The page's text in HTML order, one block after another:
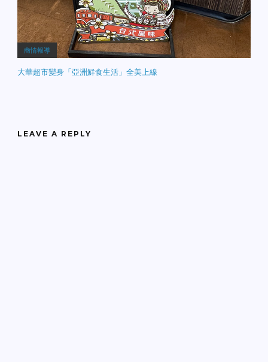
商情報導
大華超市變身「亞洲鮮食生活」全美上線
LEAVE A REPLY